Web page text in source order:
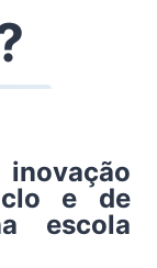
e de
escola